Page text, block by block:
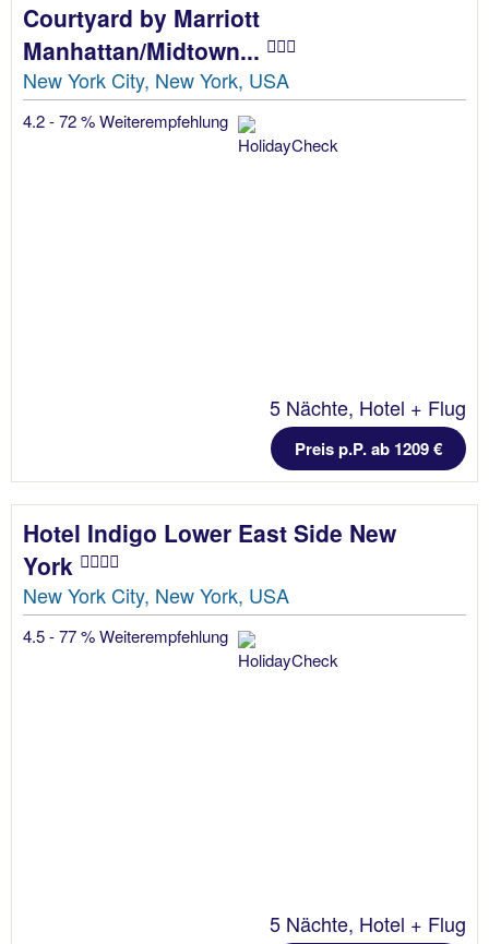
Courtyard by Marriott
Manhattan/Midtown...
New York City, New York, USA
4.2 - 72 % Weiterempfehlung
5 Nächte, Hotel + Flug
Preis p.P. ab 1209 €
Hotel Indigo Lower East Side New
York
New York City, New York, USA
4.5 - 77 % Weiterempfehlung
5 Nächte, Hotel + Flug